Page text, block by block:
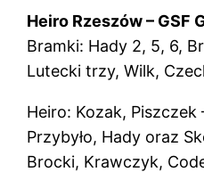
Heiro Rzeszów – GSF
Bramki: Hady 2, 5, 6,
Lutecki trzy, Wilk,
Heiro: Kozak, Piszczek
Przybyło, Hady oraz
Brocki, Krawczyk,